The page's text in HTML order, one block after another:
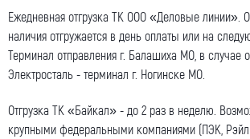
Ежедневная отгрузка ТК ООО «Деловые линии».
наличия отгружается в день оплаты или на
Терминал отправления г. Балашиха МО, в случае
Электросталь - терминал г. Ногинске МО.
Отгрузка ТК «Байкал» - до 2 раз в неделю.
крупными федеральными компаниями (ПЭК, Рэйл